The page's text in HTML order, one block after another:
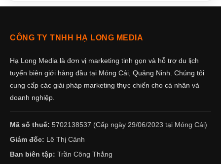
CÔNG TY TNHH HẠ LONG MEDIA
Hạ Long Media là đơn vị marketing tinh gọn và hỗ trợ du lịch
tuyến biên giới hàng đầu tại Móng Cái, Quảng Ninh. Chúng tôi
cung cấp các giải pháp marketing thực chiến cho cá nhân và
doanh nghiệp.
Mã số thuế: 5702138537 (Cấp ngày 29/06/2023 tại Móng Cái)
Giám đốc: Lê Thị Cảnh
Ban biên tập: Trần Công Thắng